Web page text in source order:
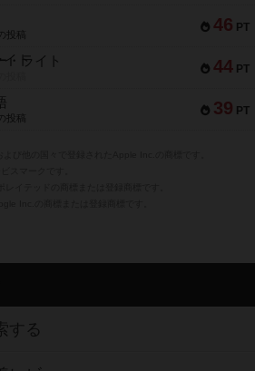
46 PT
投稿
44 PT
・ライト
39 PT
投稿
する